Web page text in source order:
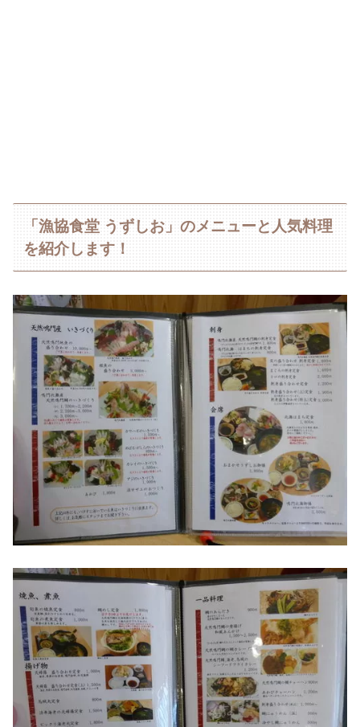
「漁協食堂 うずしお」のメニューと人気料理
を紹介します！